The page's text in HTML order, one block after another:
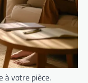
à votre pièce.